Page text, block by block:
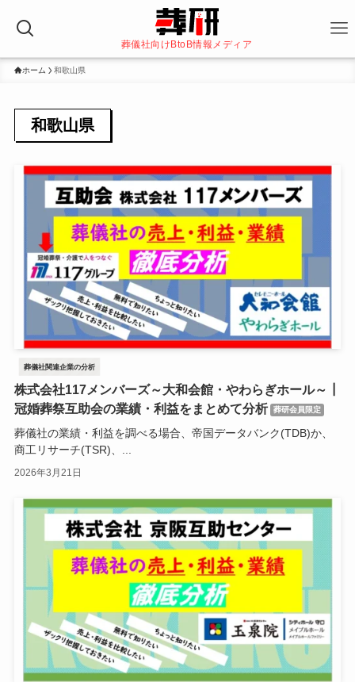
葬儀社向けBtoB情報メディア
ホーム 和歌山県
和歌山県
葬儀社関連企業の分析
株式会社117メンバーズ～大和会館・やわらぎホール～┃
冠婚葬祭互助会の業績・利益をまとめて分析
葬研会員限定
葬儀社の業績・利益を調べる場合、帝国データバンク(TDB)か、
商工リサーチ(TSR)、...
2026年3月21日